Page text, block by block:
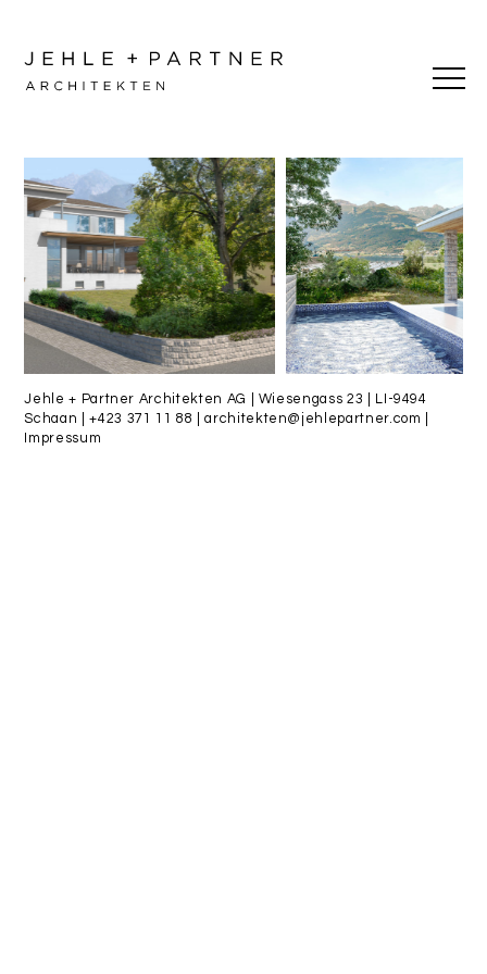
Jehle + Partner Architekten AG | Wiesengass 23 | LI-9494
Schaan |+423 371 11 88 |architekten@jehlepartner.com
Impressum